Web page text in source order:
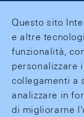
Questo sito
e altre
funzionalità,
personalizzare
collegamenti a
analizzare in
di migliorarne